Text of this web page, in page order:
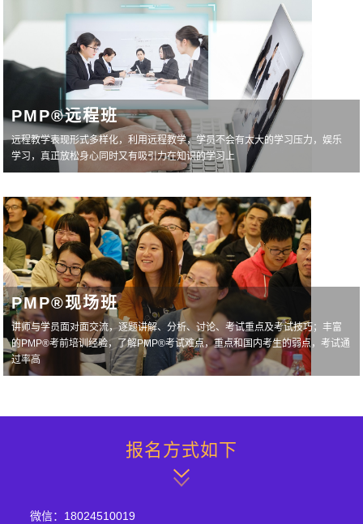
PMP®远程班
远程教学表现形式多样化，利用远程教学，学员不会有太大的学习压力，娱乐
学习，真正放松身心同时又有吸引力在知识的学习上
PMP®现场班
讲师与学员面对面交流，逐题讲解、分析、讨论、考试重点及考试技巧；丰富
的PMP®考前培训经验，了解PMP®考试难点，重点和国内考生的弱点，考试通
过率高
报名方式如下
微信：18024510019